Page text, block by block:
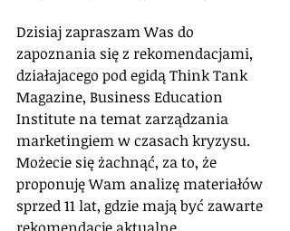
Dzisiaj zapraszam Was do
zapoznania się z rekomendacjami,
działajacego pod egidą Think Tank
Magazine, Business Education
Institute na temat zarządzania
marketingiem w czasach kryzysu.
Możecie się żachnąć, za to, że
proponuję Wam analizę materiałów
sprzed 11 lat, gdzie mają być zawarte